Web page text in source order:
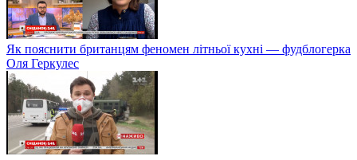
Як пояснити британцям феномен літньої кухні — фудблогерка
Оля Геркулес